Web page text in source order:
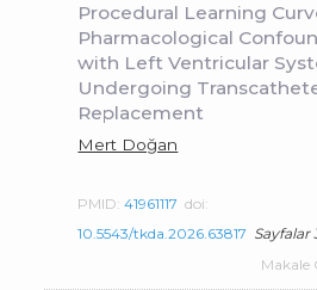
Procedural Learning
Pharmacological
with Left Ventricular
Undergoing
Replacement
Mert Doğan
PMID:41961117 doi:
10.5543/tkda.2026.63817 Sayfalar
Makale